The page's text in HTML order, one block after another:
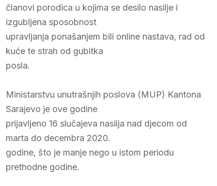
članovi porodica u kojima se desilo nasilje i
izgubljena sposobnost
upravljanja ponašanjem bili online nastava, rad od
kuće te strah od gubitka
posla.
Ministarstvu unutrašnjih poslova (MUP) Kantona
Sarajevo je ove godine
prijavljeno 16 slučajeva nasilja nad djecom od
marta do decembra 2020.
godine, što je manje nego u istom periodu
prethodne godine.